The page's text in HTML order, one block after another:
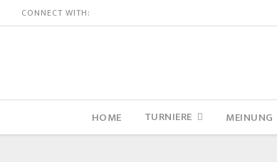
CONNECT WITH:
HOME TURNIERE MEINUNG